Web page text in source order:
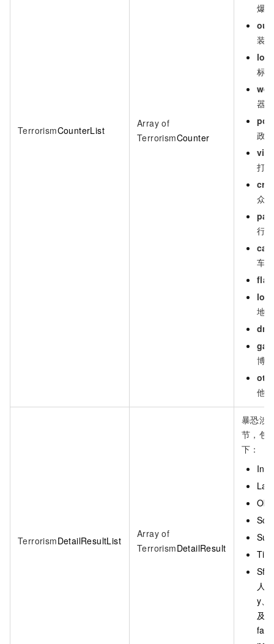
TerrorismCounterList
Array of
TerrorismCounter
爆
装束
标识
器
政
打斗
众
行
车
flag
地标
博
他
TerrorismDetailResultList
Array of
TerrorismDetailResult
暴恐涉
节，包
下：
人
y、
及